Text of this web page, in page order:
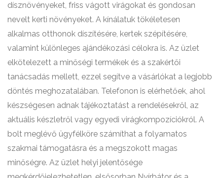
dísznövényeket, friss vágott virágokat és gondosan
nevelt kerti növényeket. A kínálatuk tökéletesen
alkalmas otthonok díszítésére, kertek szépítésére,
valamint különleges ajándékozási célokra is. Az üzlet
elkötelezett a minőségi termékek és a szakértői
tanácsadás mellett, ezzel segítve a vásárlókat a legjobb
döntés meghozatalában. Telefonon is elérhetőek, ahol
készségesen adnak tájékoztatást a rendelésekről, az
aktuális készletről vagy egyedi virágkompozíciókról. A
bolt meglévő ügyfélköre számíthat a folyamatos
szakmai támogatásra és a megszokott magas
minőségre. Az üzlet helyi jelentősége